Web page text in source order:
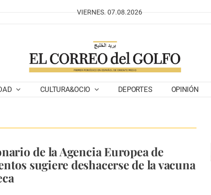
VIERNES. 07.08.2026
CULTURA&OCIO DEPORTES OPINIÓN
de la Agencia Europea de
sugiere deshacerse de la vacuna